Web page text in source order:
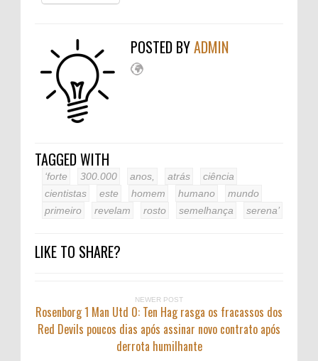
POSTED BYADMIN
TAGGED WITH
‘forte 300.000 anos, atrás
ciência
cientistas
este homem humano
mundo
primeiro
revelam rosto semelhança serena’
LIKE TO SHARE?
NEWER POST
Rosenborg 1 Man Utd 0: Ten Hag rasga os fracassos dos
Red Devils poucos dias após assinar novo contrato após
derrota humilhante